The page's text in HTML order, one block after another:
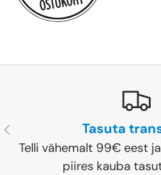
Eelmine Tasuta
Telli vähemalt 99€ eest
piires kauba